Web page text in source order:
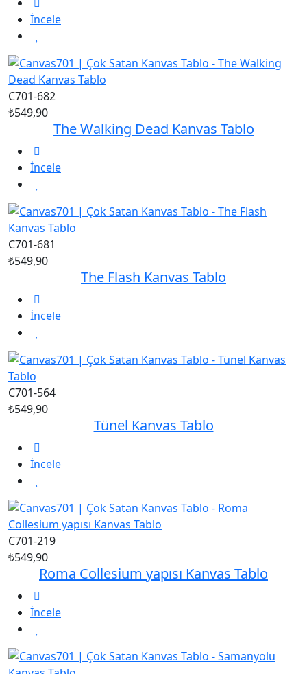
İncele
C701-682
₺549,90
The Walking Dead Kanvas Tablo
İncele
C701-681
₺549,90
The Flash Kanvas Tablo
İncele
C701-564
₺549,90
Tünel Kanvas Tablo
İncele
C701-219
₺549,90
Roma Collesium yapısı Kanvas Tablo
İncele